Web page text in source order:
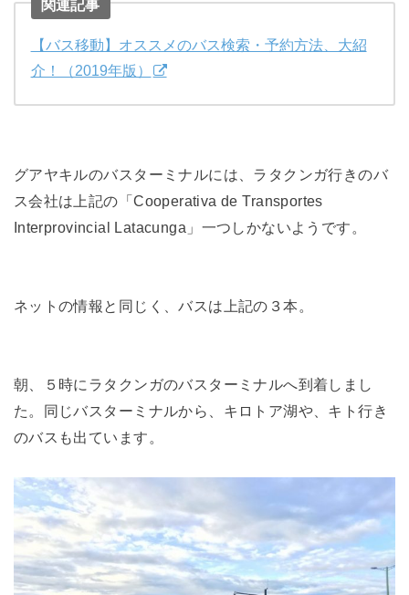
関連記事
【バス移動】オススメのバス検索・予約方法、大紹
介！（2019年版）
グアヤキルのバスターミナルには、ラタクンガ行きのバ
ス会社は上記の「Cooperativa de Transportes
Interprovincial Latacunga」一つしかないようです。
ネットの情報と同じく、バスは上記の３本。
朝、５時にラタクンガのバスターミナルへ到着しまし
た。同じバスターミナルから、キロトア湖や、キト行き
のバスも出ています。